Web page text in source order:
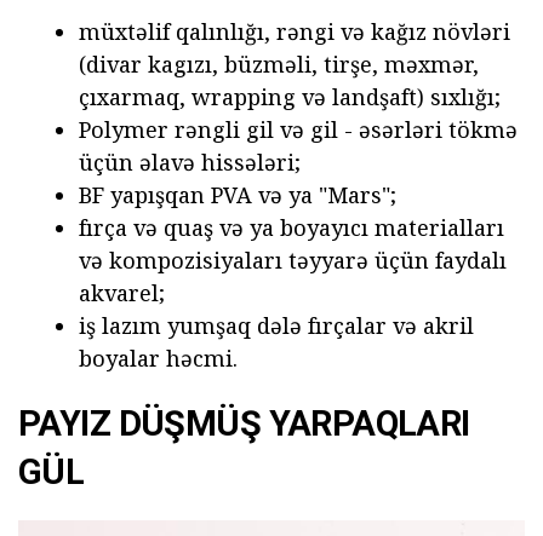
müxtəlif qalınlığı, rəngi və kağız növləri
(divar kagızı, büzməli, tirşe, məxmər,
çıxarmaq, wrapping və landşaft) sıxlığı;
Polymer rəngli gil və gil - əsərləri tökmə
üçün əlavə hissələri;
BF yapışqan PVA və ya "Mars";
fırça və quaş və ya boyayıcı materialları
və kompozisiyaları təyyarə üçün faydalı
akvarel;
iş lazım yumşaq dələ fırçalar və akril
boyalar həcmi.
PAYIZ DÜŞMÜŞ YARPAQLARI
GÜL